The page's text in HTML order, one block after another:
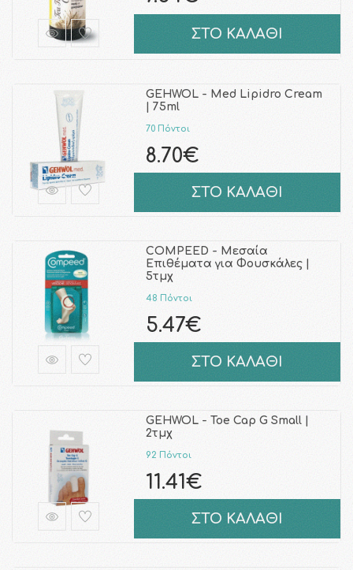
ΣΤΟ ΚΑΛΑΘΙ
GEHWOL - Med Lipidro Cream
| 75ml
70 Πόντοι
8.70€
ΣΤΟ ΚΑΛΑΘΙ
COMPEED - Μεσαία
Επιθέματα για Φουσκάλες |
5τμχ
48 Πόντοι
5.47€
ΣΤΟ ΚΑΛΑΘΙ
GEHWOL - Toe Cap G Small |
2τμχ
92 Πόντοι
11.41€
ΣΤΟ ΚΑΛΑΘΙ